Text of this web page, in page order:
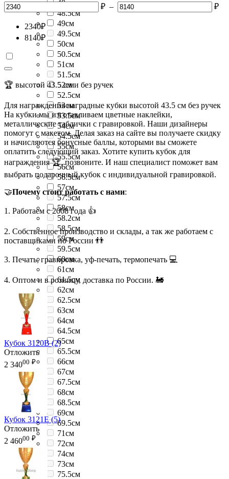
48см
48.5см
49см
49.5см
50см
50.5см
51см
51.5см
52см
52.5см
53см
53.5см
54см
54.5см
55см
55.5см
56см
56.5см
57см
57.5см
58см
58.2см
58.5см
59см
59.5см
60см
61см
61.5см
62см
62.5см
63см
64см
64.5см
65см
65.5см
66см
67см
67.5см
68см
68.5см
69см
69.5см
71см
72см
74см
73см
75.5см
₽ – ₽
2340₽
8140₽
🏆 высотой 43.5 см и без ручек
Для награждения наградные кубки высотой 43.5 см без ручек
На кубки мы изготавливаем цветные наклейки,
металлические таблички с гравировкой. Наши дизайнеры
помогут с макетом. Делая заказ на сайте вы получаете скидку
и начисляются бонусные баллы, которыми вы сможете
оплатить следующий заказ. Хотите купить кубок для
награждения 🏆, позвоните. И наш специалист поможет вам
выбрать подарочный кубок с индивидуальной гравировкой.
🤝Почему стоит работать с нами:
1. Работаем с 2008 года 👍
2. Собственное производство и склады, а так же работаем с
поставщиками по России 👬
3. Печать, гравировка, уф-печать, термопечать 💻
4. Оптом и в розницу, доставка по России. 🚂
Кубок 3120B (2)
Отложить
2 34000 ₽
Кубок 3121E (5)
Отложить
2 46000 ₽